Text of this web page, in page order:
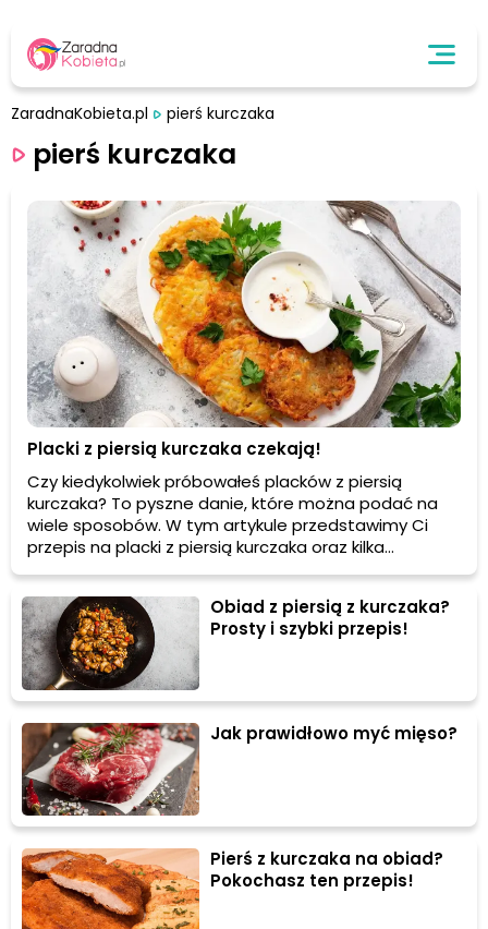
ZaradnaKobieta.pl pierś kurczaka
pierś kurczaka
Placki z piersią kurczaka czekają!
Czy kiedykolwiek próbowałeś placków z piersią
kurczaka? To pyszne danie, które można podać na
wiele sposobów. W tym artykule przedstawimy Ci
przepis na placki z piersią kurczaka oraz kilka
pomysłów na podanie i porad, jak uzyskać najlepszy
smak.
Obiad z piersią z kurczaka?
Prosty i szybki przepis!
Jak prawidłowo myć mięso?
Pierś z kurczaka na obiad?
Pokochasz ten przepis!